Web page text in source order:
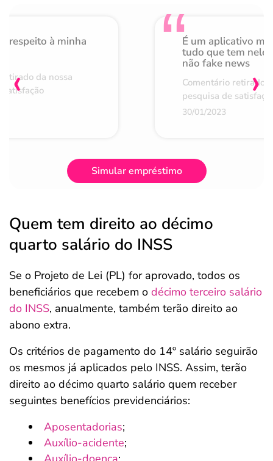
respeito à minha
da nossa
É um aplicativo
tudo que tem nele
não fake news
Comentário retirado
pesquisa de
30/01/2023
‹ ›
Simular empréstimo
Quem tem direito ao décimo
quarto salário do INSS
Se o Projeto de Lei (PL) for aprovado, todos os
beneficiários que recebem o décimo terceiro salário
do INSS, anualmente, também terão direito ao
abono extra.
Os critérios de pagamento do 14º salário seguirão
os mesmos já aplicados pelo INSS. Assim, terão
direito ao décimo quarto salário quem receber
seguintes benefícios previdenciários:
Aposentadorias;
Auxílio-acidente;